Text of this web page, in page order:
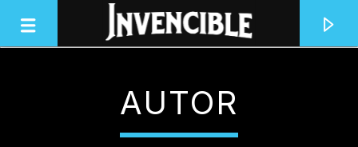
INVENCIBLE RADIO
JUNTOS SOMOS INVENCIBLES
AUTOR